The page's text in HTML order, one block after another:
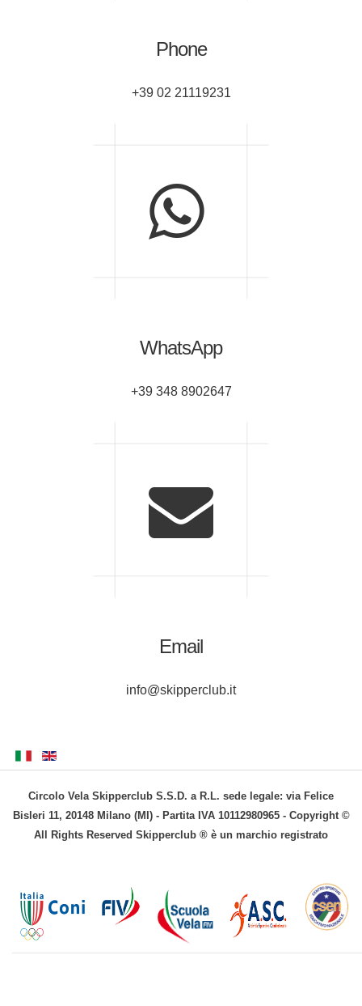
Phone
+39 02 21119231
WhatsApp
+39 348 8902647
Email
info@skipperclub.it
Circolo Vela Skipperclub S.S.D. a R.L. sede legale: via Felice
Bisleri 11, 20148 Milano (MI) - Partita IVA 10112980965 - Copyright ©
All Rights Reserved Skipperclub ® è un marchio registrato